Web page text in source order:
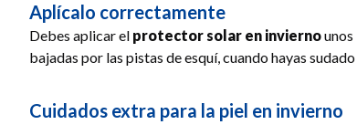
Aplícalo correctamente
Debes aplicar el protector solar en inviernounos
bajadas por las pistas de esquí, cuando hayas
Cuidados extra para la piel en invierno